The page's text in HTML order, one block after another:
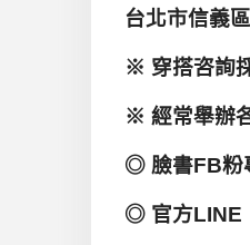
台北市信義
※ 穿搭咨詢
※ 經常舉辦
◎ 臉書FB粉
◎ 官方LINE